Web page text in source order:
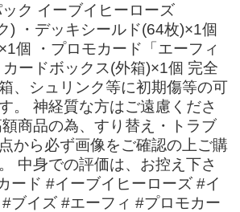
ク イーブイヒーローズ
) ・デッキシールド(64枚)×1個
個 ・プロモカード「エーフィ
ードボックス(外箱)×1個 完全
、シュリンク等に初期傷等の可
。 神経質な方はご遠慮くださ
商品の為、すり替え・トラブ
から必ず画像をご確認の上ご購
中身での評価は、お控え下さ
ード #イーブイヒーローズ #イ
ブイズ #エーフィ #プロモカー